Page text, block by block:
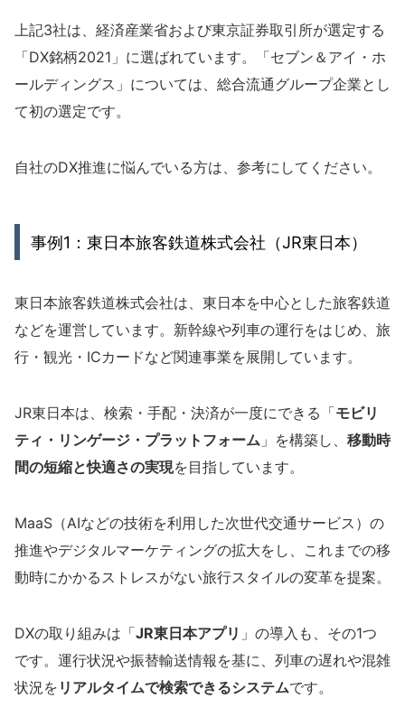
上記3社は、経済産業省および東京証券取引所が選定する
「DX銘柄2021」に選ばれています。「セブン＆アイ・ホ
ールディングス」については、総合流通グループ企業とし
て初の選定です。
自社のDX推進に悩んでいる方は、参考にしてください。
事例1：東日本旅客鉄道株式会社（JR東日本）
東日本旅客鉄道株式会社は、東日本を中心とした旅客鉄道
などを運営しています。新幹線や列車の運行をはじめ、旅
行・観光・ICカードなど関連事業を展開しています。
JR東日本は、検索・手配・決済が一度にできる「モビリ
ティ・リンゲージ・プラットフォーム 」を構築し、 移動時
間の短縮と快適さの実現を目指しています。
MaaS（AIなどの技術を利用した次世代交通サービス）の
推進やデジタルマーケティングの拡大をし、これまでの移
動時にかかるストレスがない旅行スタイルの変革を提案。
DXの取り組みは「JR東日本アプリ 」の導入も、その1つ
です。運行状況や振替輸送情報を基に、列車の遅れや混雑
状況を リアルタイムで検索できるシステムです。